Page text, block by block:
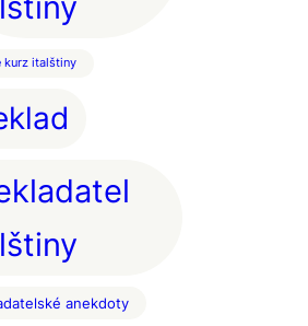
kurz italštiny
anekdoty